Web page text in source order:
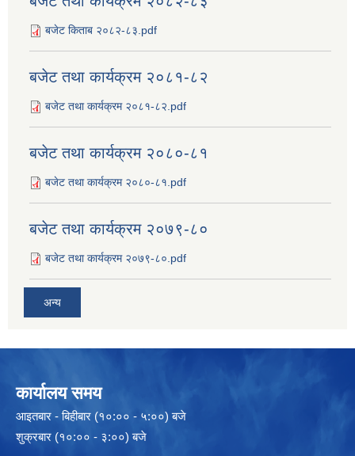
बजेट किताब २०८२-८३.pdf
बजेट तथा कार्यक्रम २०८१-८२
बजेट तथा कार्यक्रम २०८१-८२.pdf
बजेट तथा कार्यक्रम २०८०-८१
बजेट तथा कार्यक्रम २०८०-८१.pdf
बजेट तथा कार्यक्रम २०७९-८०
बजेट तथा कार्यक्रम २०७९-८०.pdf
अन्य
कार्यालय समय
आइतबार - बिहीबार (१०:०० - ५:००) बजे
शुक्रबार (१०:०० - ३:००) बजे